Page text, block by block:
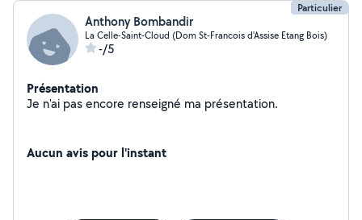
Particulier
Anthony Bombandir
La Celle-Saint-Cloud (Dom St-Francois d'Assise Etang Bois)
-/5
Présentation
Je n'ai pas encore renseigné ma présentation.
Aucun avis pour l'instant